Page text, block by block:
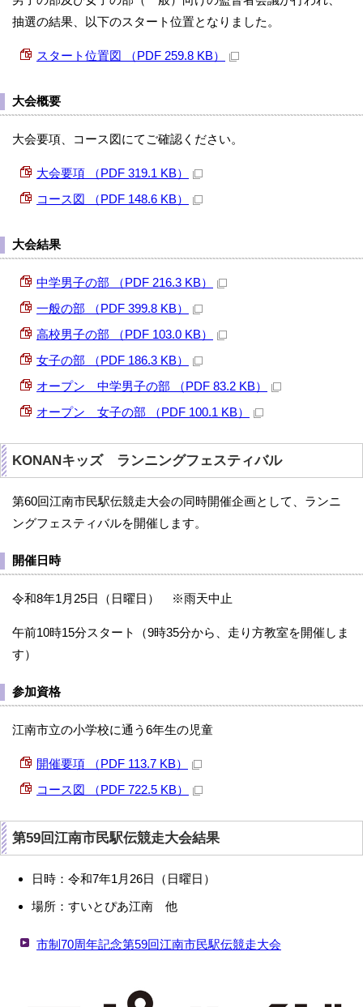
抽選の結果、以下のスタート位置となりました。
スタート位置図 （PDF 259.8 KB）
大会概要
大会要項、コース図にてご確認ください。
大会要項 （PDF 319.1 KB）
コース図 （PDF 148.6 KB）
大会結果
中学男子の部 （PDF 216.3 KB）
一般の部 （PDF 399.8 KB）
高校男子の部 （PDF 103.0 KB）
女子の部 （PDF 186.3 KB）
オープン 中学男子の部 （PDF 83.2 KB）
オープン 女子の部 （PDF 100.1 KB）
KONANキッズ ランニングフェスティバル
第60回江南市民駅伝競走大会の同時開催企画として、ランニ
ングフェスティバルを開催します。
開催日時
令和8年1月25日（日曜日） ※雨天中止
午前10時15分スタート（9時35分から、走り方教室を開催しま
す）
参加資格
江南市立の小学校に通う6年生の児童
開催要項 （PDF 113.7 KB）
コース図 （PDF 722.5 KB）
第59回江南市民駅伝競走大会結果
日時：令和7年1月26日（日曜日）
場所：すいとぴあ江南 他
市制70周年記念第59回江南市民駅伝競走大会